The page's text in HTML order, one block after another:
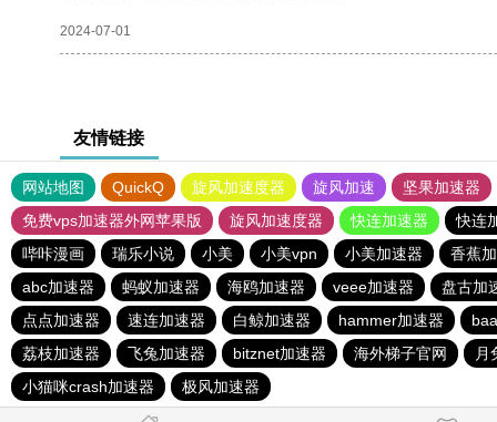
2024-07-01
友情链接
网站地图 QuickQ 旋风加速度器 旋风加速 坚果加速器
免费vps加速器外网苹果版
旋风加速度器 快连加速器 快连
哔咔漫画
瑞乐小说 小美 小美vpn 小美加速器 香蕉
abc加速器
蚂蚁加速器 海鸥加速器 veee加速器 盘古加
点点加速器
速连加速器 白鲸加速器 hammer加速器
荔枝加速器
飞兔加速器 bitznet加速器 海外梯子官网 月
小猫咪crash加速器
极风加速器